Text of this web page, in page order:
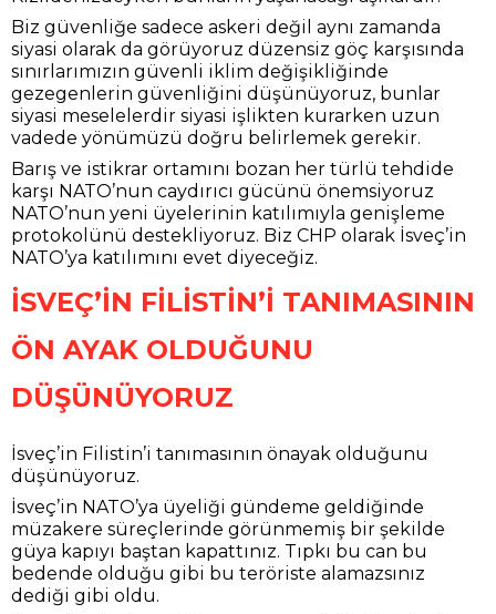
Biz güvenliğe sadece askeri değil aynı zamanda
siyasi olarak da görüyoruz düzensiz göç karşısında
sınırlarımızın güvenli iklim değişikliğinde
gezegenlerin güvenliğini düşünüyoruz, bunlar
siyasi meselelerdir siyasi işlikten kurarken uzun
vadede yönümüzü doğru belirlemek gerekir.
Barış ve istikrar ortamını bozan her türlü tehdide
karşı NATO’nun caydırıcı gücünü önemsiyoruz
NATO’nun yeni üyelerinin katılımıyla genişleme
protokolünü destekliyoruz. Biz CHP olarak İsveç’in
NATO’ya katılımını evet diyeceğiz.
İSVEÇ’İN FİLİSTİN’İ TANIMASININ
ÖN AYAK OLDUĞUNU
DÜŞÜNÜYORUZ
İsveç’in Filistin’i tanımasının önayak olduğunu
düşünüyoruz.
İsveç’in NATO’ya üyeliği gündeme geldiğinde
müzakere süreçlerinde görünmemiş bir şekilde
güya kapıyı baştan kapattınız. Tıpkı bu can bu
bedende olduğu gibi bu teröriste alamazsınız
dediği gibi oldu.